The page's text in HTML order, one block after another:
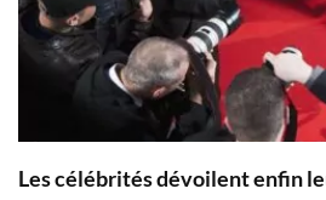
Les célébrités dévoilent enfin